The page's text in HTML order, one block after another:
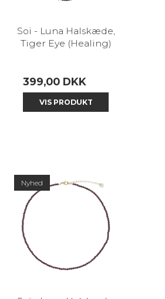
Soï - Luna Halskæde,
Tiger Eye (Healing)
399,00 DKK
VIS PRODUKT
Nyhed